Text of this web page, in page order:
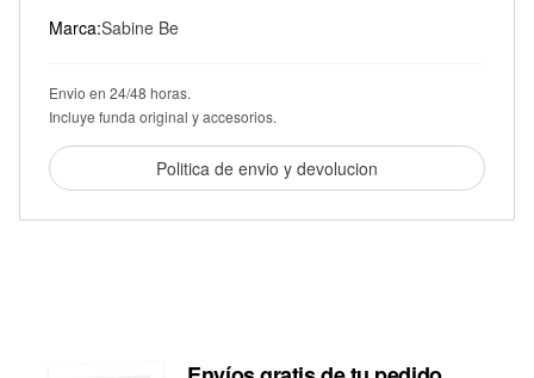
Marca:Sabine Be
Envio en 24/48 horas.
Incluye funda original y accesorios.
Politica de envio y devolucion